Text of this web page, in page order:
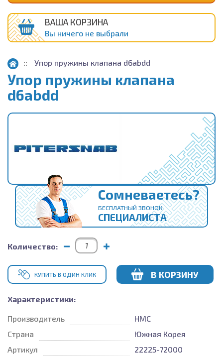
ВАША КОРЗИНА
Вы ничего не выбрали
Упор пружины клапана d6abdd
Упор пружины клапана
d6abdd
Сомневаетесь?
БЕСПЛАТНЫЙ ЗВОНОК
СПЕЦИАЛИСТА
Количество:
КУПИТЬ В ОДИН КЛИК В КОРЗИНУ
Характеристики:
Производитель
HMC
Страна
Южная Корея
Артикул
22225-72000